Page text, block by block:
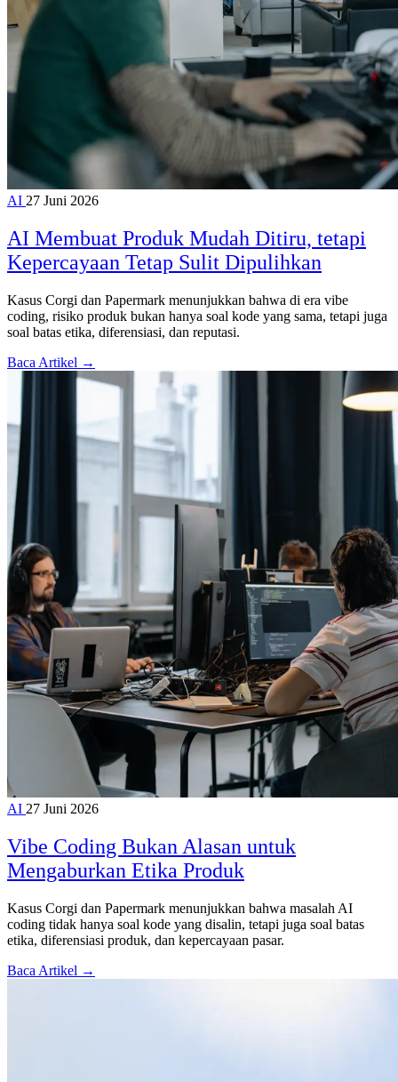
AI 27 Juni 2026
AI Membuat Produk Mudah Ditiru, tetapi
Kepercayaan Tetap Sulit Dipulihkan
Kasus Corgi dan Papermark menunjukkan bahwa di era vibe
coding, risiko produk bukan hanya soal kode yang sama, tetapi juga
soal batas etika, diferensiasi, dan reputasi.
Baca Artikel →
AI 27 Juni 2026
Vibe Coding Bukan Alasan untuk
Mengaburkan Etika Produk
Kasus Corgi dan Papermark menunjukkan bahwa masalah AI
coding tidak hanya soal kode yang disalin, tetapi juga soal batas
etika, diferensiasi produk, dan kepercayaan pasar.
Baca Artikel →